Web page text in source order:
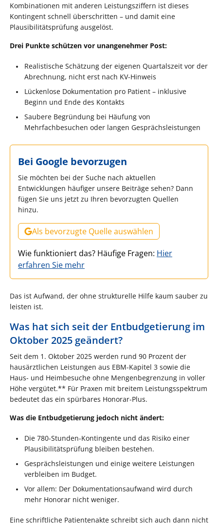
Kombinationen mit anderen Leistungsziffern ist dieses
Kontingent schnell überschritten – und damit eine
Plausibilitätsprüfung ausgelöst.
Drei Punkte schützen vor unangenehmer Post:
Realistische Schätzung der eigenen Quartalszeit vor der
Abrechnung, nicht erst nach KV-Hinweis
Lückenlose Dokumentation pro Patient – inklusive
Beginn und Ende des Kontakts
Saubere Begründung bei Häufung von
Mehrfachbesuchen oder langen Gesprächsleistungen
Bei Google bevorzugen
Sie möchten bei der Suche nach aktuellen
Entwicklungen häufiger unsere Beiträge sehen? Dann
fügen Sie uns jetzt zu Ihren bevorzugten Quellen
hinzu.
Als bevorzugte Quelle auswählen
Wie funktioniert das? Häufige Fragen: Hier
erfahren Sie mehr
Das ist Aufwand, der ohne strukturelle Hilfe kaum sauber zu
leisten ist.
Was hat sich seit der Entbudgetierung im
Oktober 2025 geändert?
Seit dem 1. Oktober 2025 werden rund 90 Prozent der
hausärztlichen Leistungen aus EBM-Kapitel 3 sowie die
Haus- und Heimbesuche ohne Mengenbegrenzung in voller
Höhe vergütet.** Für Praxen mit breitem Leistungsspektrum
bedeutet das ein spürbares Honorar-Plus.
Was die Entbudgetierung jedoch nicht ändert:
Die 780-Stunden-Kontingente und das Risiko einer
Plausibilitätsprüfung bleiben bestehen.
Gesprächsleistungen und einige weitere Leistungen
verbleiben im Budget.
Vor allem: Der Dokumentationsaufwand wird durch
mehr Honorar nicht weniger.
Eine schriftliche Patientenakte schreibt sich auch dann nicht